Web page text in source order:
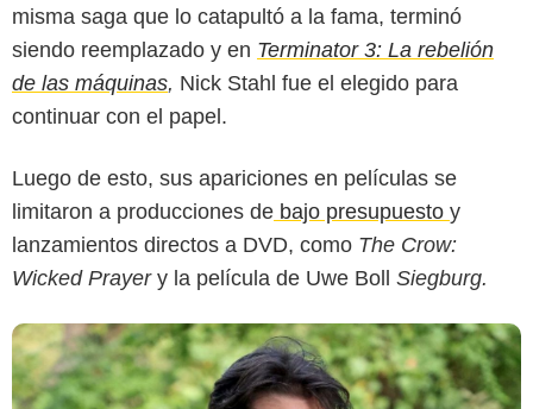
misma saga que lo catapultó a la fama, terminó
siendo reemplazado y en Terminator 3: La rebelión
de las máquinas, Nick Stahl fue el elegido para
continuar con el papel.
Luego de esto, sus apariciones en películas se
limitaron a producciones de bajo presupuesto y
lanzamientos directos a DVD, como The Crow:
Wicked Prayer y la película de Uwe Boll Siegburg.
The Clinic